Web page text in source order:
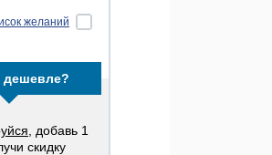
желаний
, добавь 1
скидку